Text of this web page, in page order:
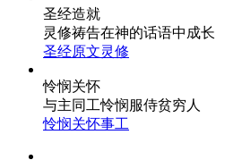
圣经造就
灵修祷告在神的话语中成长
圣经原文灵修
怜悯关怀
与主同工怜悯服侍贫穷人
怜悯关怀事工